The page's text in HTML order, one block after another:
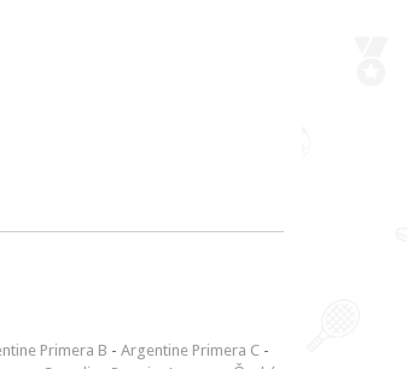
Primera B - Argentine Primera C -